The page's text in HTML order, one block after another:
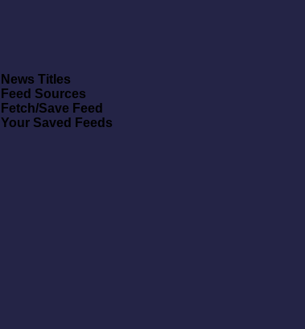
News Titles
Feed Sources
Fetch/Save Feed
Your Saved Feeds